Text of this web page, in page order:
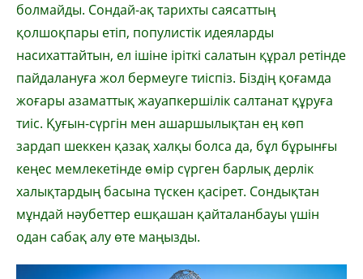
болмайды. Сондай-ақ тарихты саясаттың
қолшоқпары етіп, популистік идеяларды
насихаттайтын, ел ішіне іріткі салатын құрал ретінде
пайдалануға жол бермеуге тиіспіз. Біздің қоғамда
жоғары азаматтық жауапкершілік салтанат құруға
тиіс. Қуғын-сүргін мен ашаршылықтан ең көп
зардап шеккен қазақ халқы болса да, бұл бұрынғы
кеңес мемлекетінде өмір сүрген барлық дерлік
халықтардың басына түскен қасірет. Сондықтан
мұндай нәубеттер ешқашан қайталанбауы үшін
одан сабақ алу өте маңызды.